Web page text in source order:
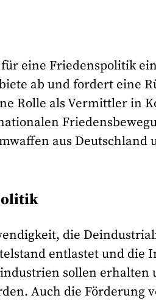
für eine Friedenspolitik
ab und fordert eine
Rolle als Vermittler in
aus Deutschland
die
entlastet und
sollen erhalten
Auch die Förderung